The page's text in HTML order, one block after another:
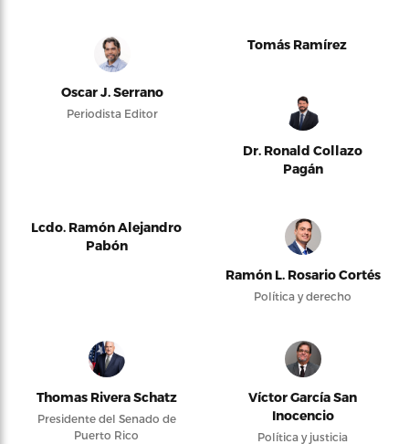
Oscar J. Serrano
Periodista Editor
Tomás Ramírez
Dr. Ronald Collazo
Pagán
Lcdo. Ramón Alejandro
Pabón
Ramón L. Rosario Cortés
Política y derecho
Thomas Rivera Schatz
Presidente del Senado de
Puerto Rico
Víctor García San
Inocencio
Política y justicia